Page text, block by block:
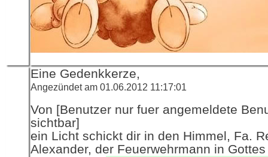
Eine Gedenkkerze,
Angezündet am 01.06.2012 11:17:01
Von [Benutzer nur fuer angemeldete
sichtbar]
ein Licht schickt dir in den Himmel, Fa.
Alexander, der Feuerwehrmann in Gottes